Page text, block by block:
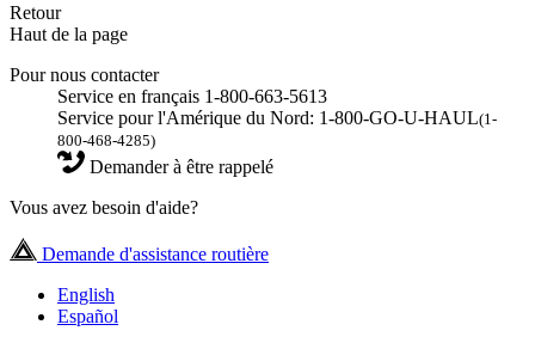
Retour
Haut de la page
Pour nous contacter
Service en français 1-800-663-5613
Service pour l'Amérique du Nord: 1-800-GO-U-HAUL(1-
800-468-4285)
Demander à être rappelé
Vous avez besoin d'aide?
Demande d'assistance routière
English
Español